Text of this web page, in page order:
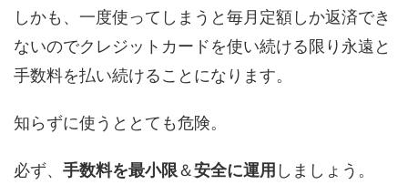
しかも、一度使ってしまうと毎月定額しか返済でき
ないのでクレジットカードを使い続ける限り永遠と
手数料を払い続けることになります。
知らずに使うととても危険。
必ず、 手数料を最小限＆安全に運用 しましょう。